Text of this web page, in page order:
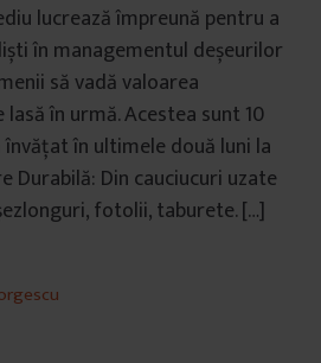
lucrează împreună pentru a
în managementul deșeurilor
să vadă valoarea
în urmă. Acestea sunt 10
în ultimele două luni la
Durabilă: Din cauciucuri uzate
fotolii, taburete. […]